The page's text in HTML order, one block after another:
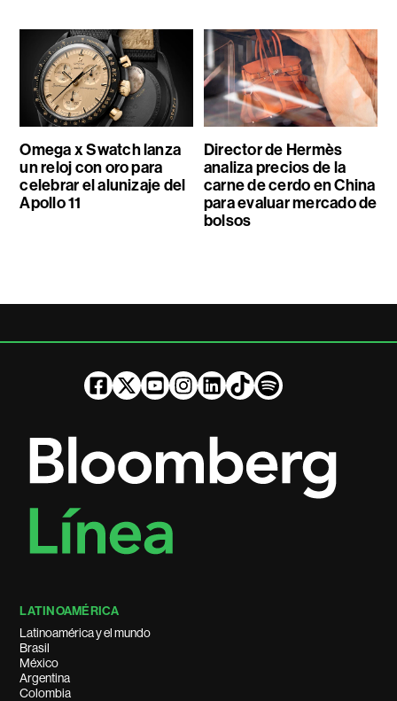
Omega x Swatch lanza
un reloj con oro para
celebrar el alunizaje del
Apollo 11
Director de Hermès
analiza precios de la
carne de cerdo en China
para evaluar mercado de
bolsos
LATINOAMÉRICA
Latinoamérica y el mundo
Brasil
México
Argentina
Colombia